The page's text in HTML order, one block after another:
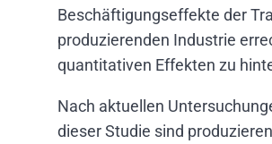
Beschäftigungseffekte der
produzierenden Industrie
quantitativen Effekten zu
Nach aktuellen
dieser Studie sind